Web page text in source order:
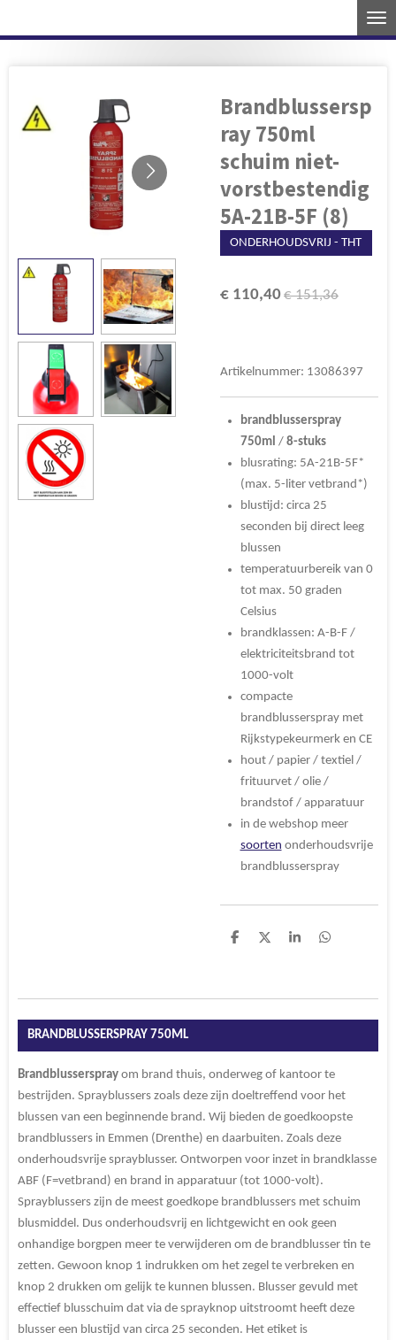
direct
hoofdinhoud
Brandblussersp
ray 750ml
schuim niet-
vorstbestendig
5A-21B-5F (8)
ONDERHOUDSVRIJ - THT
€ 110,40€ 151,36
Artikelnummer: 13086397
brandblusserspray
750ml / 8-stuks
blusrating: 5A-21B-5F*
(max. 5-liter vetbrand*)
blustijd: circa 25
seconden bij direct leeg
blussen
temperatuurbereik van 0
tot max. 50 graden
Celsius
brandklassen: A-B-F /
elektriciteitsbrand tot
1000-volt
compacte
brandblusserspray met
Rijkstypekeurmerk en CE
hout / papier / textiel /
frituurvet / olie /
brandstof / apparatuur
in de webshop meer
soorten onderhoudsvrije
brandblusserspray
D
D
S
D
BRANDBLUSSERSPRAY 750ML
Brandblusserspray om brand thuis, onderweg of kantoor te
bestrijden. Sprayblussers zoals deze zijn doeltreffend voor het
blussen van een beginnende brand. Wij bieden de goedkoopste
brandblussers in Emmen (Drenthe) en daarbuiten. Zoals deze
onderhoudsvrije sprayblusser. Ontworpen voor inzet in brandklasse
ABF (F=vetbrand) en brand in apparatuur (tot 1000-volt).
Sprayblussers zijn de meest goedkope brandblussers met schuim
blusmiddel. Dus onderhoudsvrij en lichtgewicht en ook geen
onhandige borgpen meer te verwijderen om de brandblusser tin te
zetten. Gewoon knop 1 indrukken om het zegel te verbreken en
knop 2 drukken om gelijk te kunnen blussen. Blusser gevuld met
effectief blusschuim dat via de sprayknop uitstroomt heeft deze
blusser een blustijd van circa 25 seconden. Het etiket is